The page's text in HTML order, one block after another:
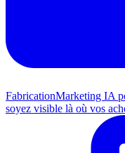
FabricationMarketing IA
soyez visible là où vos